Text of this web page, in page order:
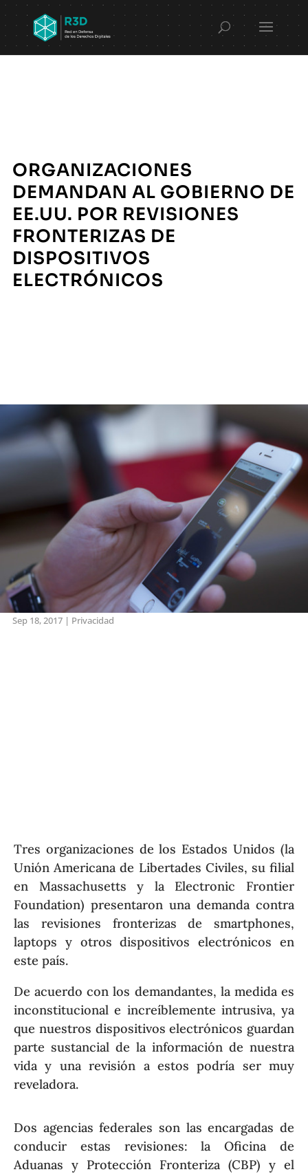
ORGANIZACIONES
DEMANDAN AL GOBIERNO DE
EE.UU. POR REVISIONES
FRONTERIZAS DE
DISPOSITIVOS
ELECTRÓNICOS
Sep 18, 2017| Privacidad
Tres organizaciones de los Estados Unidos (la
Unión Americana de Libertades Civiles, su filial
en Massachusetts y la Electronic Frontier
Foundation) presentaron una demanda contra
las revisiones fronterizas de smartphones,
laptops y otros dispositivos electrónicos en
este país.
De acuerdo con los demandantes, la medida es
inconstitucional e increíblemente intrusiva, ya
que nuestros dispositivos electrónicos guardan
parte sustancial de la información de nuestra
vida y una revisión a estos podría ser muy
reveladora.
Dos agencias federales son las encargadas de
conducir estas revisiones: la Oficina de
Aduanas y Protección Fronteriza (CBP) y el